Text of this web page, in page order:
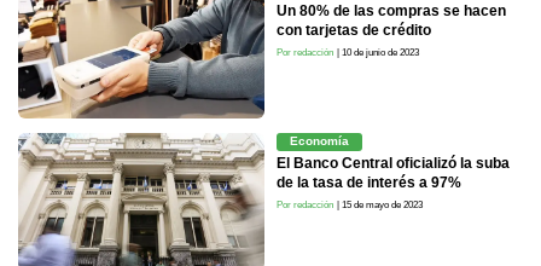
Un 80% de las compras se hacen
con tarjetas de crédito
Por redacción | 10 de junio de 2023
Economía
El Banco Central oficializó la suba
de la tasa de interés a 97%
Por redacción | 15 de mayo de 2023